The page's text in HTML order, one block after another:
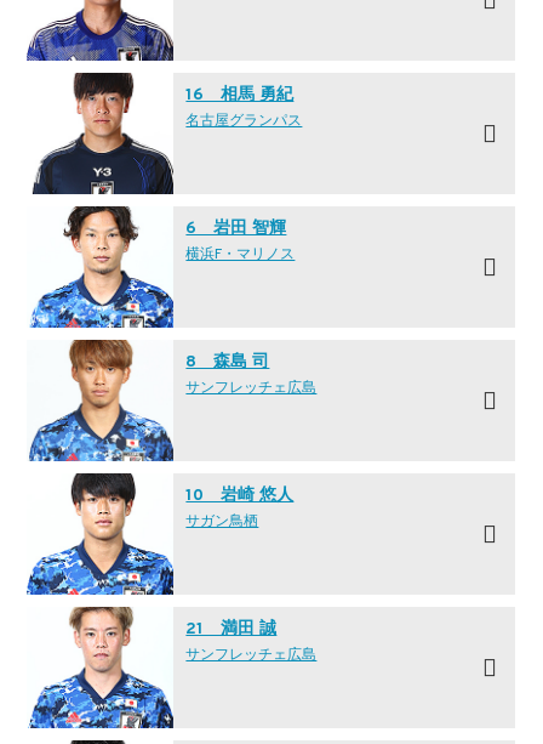
16 相馬 勇紀
名古屋グランパス
6 岩田 智輝
横浜F・マリノス
8 森島 司
サンフレッチェ広島
10 岩崎 悠人
サガン鳥栖
21 満田 誠
サンフレッチェ広島